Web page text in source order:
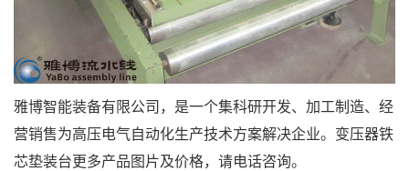
雅博智能装备有限公司，是一个集科研开发、加工制造、经
营销售为高压电气自动化生产技术方案解决企业。变压器铁
芯垫装台更多产品图片及价格，请电话咨询。